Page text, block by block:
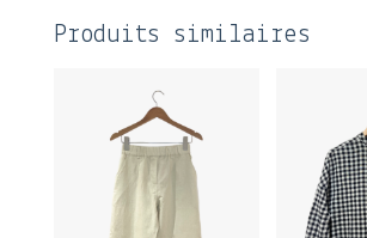
Produits similaires